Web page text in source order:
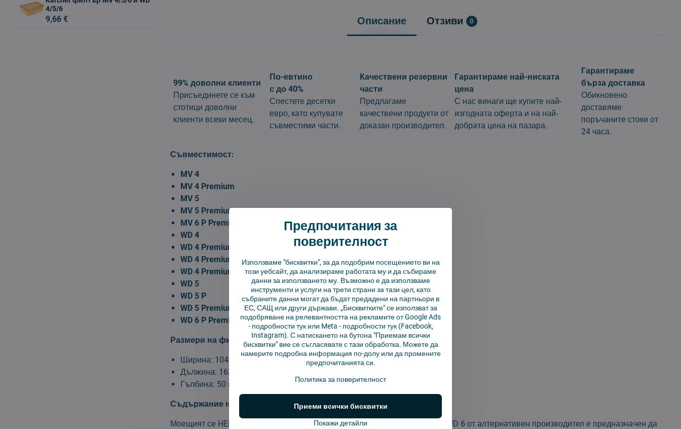
Описание Отзиви 0
99% доволни клиенти
Присъединете се към
стотици доволни
клиенти всеки месец.
По-евтино
с до 40%
Спестете десетки
евро, като купувате
съвместими части.
Качествени резервни
части
Предлагаме
качествени продукти от
доказан производител.
Гарантираме най-ниската
цена
С нас винаги ще купите най-
изгодната оферта и на най-
добрата цена на пазара.
Гарантираме
бърза доставка
Обикновено
доставяме
поръчаните стоки от
24 часа.
Съвместимост:
MV 4
MV 4 Premium
MV 5
MV 5 Premium
MV 6 P Premium *EU-III
WD 4
WD 4 Premium
WD 4 Premium Car
WD 4 Premium Renovation
WD 5
WD 5 P
WD 5 Premium
WD 6 P Premium
Размери на филтъра:
Ширина: 104 мм
Дължина: 163 мм
Гълбина: 50 мм
Съдържание на опаковката: 1 бр
Моещият се HEPA филтър за прахосмукачки Kärcher MV 4 до 6 и WD 4 до WD 6 от алтернативен производител е предназначен да
4/5/6
9,66 €
Предпочитания за
поверителност
Използваме "бисквитки", за да подобрим посещението ви на
този уебсайт, да анализираме работата му и да събираме
данни за използването му. Възможно е да използваме
инструменти и услуги на трети страни за тази цел, като
събраните данни могат да бъдат предадени на партньори в
ЕС, САЩ или други държави. „Бисквитките" се използват за
подобряване на релевантността на рекламите от Google Ads
- подробности тукили Meta - подробности тук(Facebook,
Instagram). С натискането на бутона "Приемам всички
бисквитки" вие се съгласявате с тази обработка. Можете да
намерите подробна информация по-долу или да промените
предпочитанията си.
Политика за поверителност
Покажи детайли
Приеми всички бисквитки